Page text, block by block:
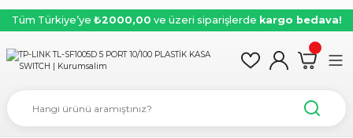
Tüm Türkiye’ye ₺2000,00 ve üzeri siparişlerde kargo bedava!